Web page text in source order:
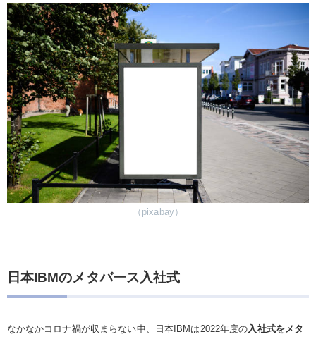
（pixabay）
日本IBMのメタバース入社式
なかなかコロナ禍が収まらない中、日本IBMは2022年度の入社式をメタ